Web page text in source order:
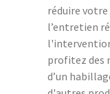
réduire votre
l’entretien
profitez des
d’un